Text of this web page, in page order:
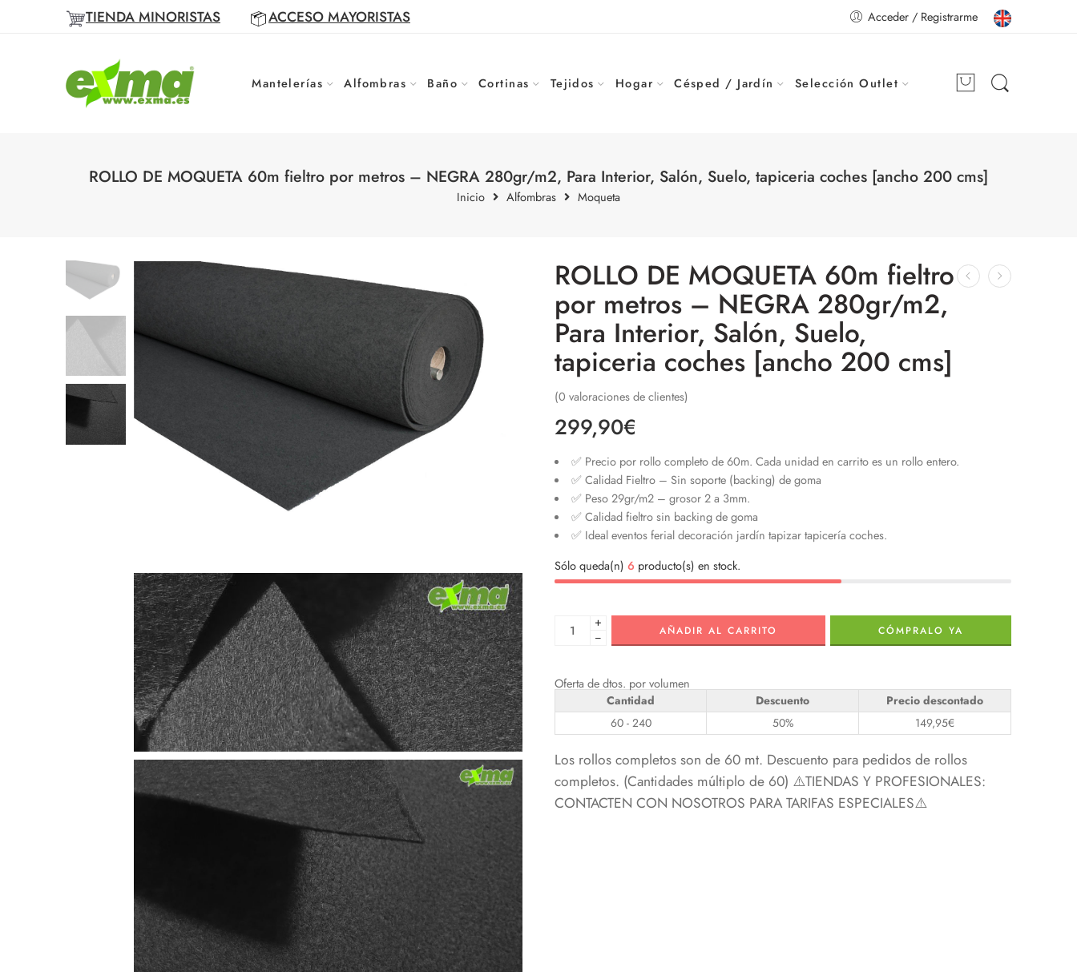
TIENDA MINORISTAS ACCESO MAYORISTAS Acceder / Registrarme
Mantelerías Alfombras Baño Cortinas Tejidos Hogar Césped / Jardín Selección Outlet
ROLLO DE MOQUETA 60m fieltro por metros – NEGRA 280gr/m2, Para Interior, Salón, Suelo, tapiceria coches [ancho 200 cms]
Inicio Alfombras Moqueta
ROLLO DE MOQUETA 60m fieltro
por metros – NEGRA 280gr/m2,
Para Interior, Salón, Suelo,
tapiceria coches [ancho 200 cms]
(0 valoraciones de clientes)
299,90€
✅ Precio por rollo completo de 60m. Cada unidad en carrito es un rollo entero.
✅ Calidad Fieltro – Sin soporte (backing) de goma
✅ Peso 29gr/m2 – grosor 2 a 3mm.
✅ Calidad fieltro sin backing de goma
✅ Ideal eventos ferial decoración jardín tapizar tapicería coches.
Sólo queda(n) 6 producto(s) en stock.
+
−
AÑADIR AL CARRITO CÓMPRALO YA
Oferta de dtos. por volumen
Cantidad Descuento
Precio descontado
60 - 240
50% 149,95€
Los rollos completos son de 60 mt. Descuento para pedidos de rollos
completos. (Cantidades múltiplo de 60) ⚠️TIENDAS Y PROFESIONALES:
CONTACTEN CON NOSOTROS PARA TARIFAS ESPECIALES⚠️